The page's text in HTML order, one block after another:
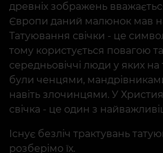
древніх зображень
Європи даний малюнок мав
Татуювання свічки - це
тому користується повагою
середньовіччі люди у яких на
були ченцями,
навіть злочинцями. У
свічка - це один з
Існує безліч трактувань
розберімо їх.